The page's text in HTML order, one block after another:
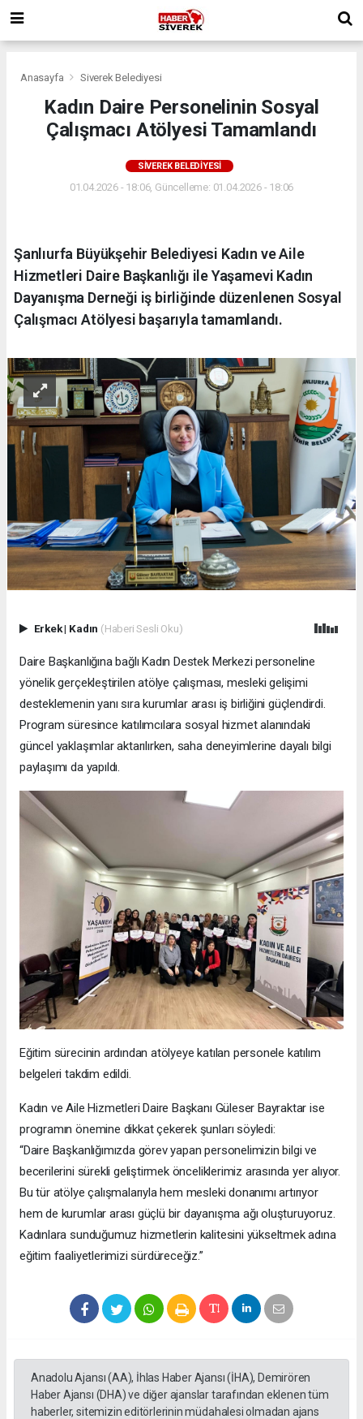
Anasayfa Siverek Belediyesi
Kadın Daire Personelinin Sosyal
Çalışmacı Atölyesi Tamamlandı
SIVEREK BELEDIYESI
01.04.2026 - 18:06, Güncelleme: 01.04.2026 - 18:06
Şanlıurfa Büyükşehir Belediyesi Kadın ve Aile
Hizmetleri Daire Başkanlığı ile Yaşamevi Kadın
Dayanışma Derneği iş birliğinde düzenlenen Sosyal
Çalışmacı Atölyesi başarıyla tamamlandı.
Erkek| Kadın (Haberi Sesli Oku)
Daire Başkanlığına bağlı Kadın Destek Merkezi personeline
yönelik gerçekleştirilen atölye çalışması, mesleki gelişimi
desteklemenin yanı sıra kurumlar arası iş birliğini güçlendirdi.
Program süresince katılımcılara sosyal hizmet alanındaki
güncel yaklaşımlar aktarılırken, saha deneyimlerine dayalı bilgi
paylaşımı da yapıldı.
Eğitim sürecinin ardından atölyeye katılan personele katılım
belgeleri takdim edildi.
Kadın ve Aile Hizmetleri Daire Başkanı Güleser Bayraktar ise
programın önemine dikkat çekerek şunları söyledi:
“Daire Başkanlığımızda görev yapan personelimizin bilgi ve
becerilerini sürekli geliştirmek önceliklerimiz arasında yer alıyor.
Bu tür atölye çalışmalarıyla hem mesleki donanımı artırıyor
hem de kurumlar arası güçlü bir dayanışma ağı oluşturuyoruz.
Kadınlara sunduğumuz hizmetlerin kalitesini yükseltmek adına
eğitim faaliyetlerimizi sürdüreceğiz.”
Anadolu Ajansı (AA), İhlas Haber Ajansı (İHA), Demirören
Haber Ajansı (DHA) ve diğer ajanslar tarafından eklenen tüm
haberler, sitemizin editörlerinin müdahalesi olmadan ajans